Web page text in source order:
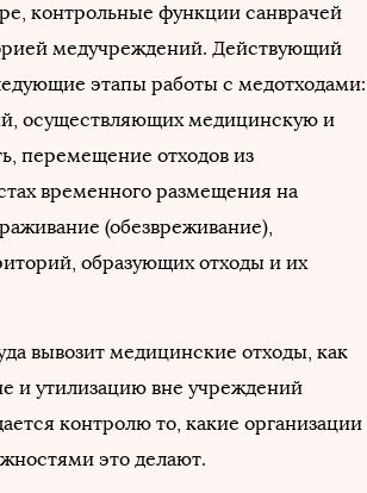
контрольные функции санврачей
медучреждений. Действующий
этапы работы с медотходами:
осуществляющих медицинскую и
перемещение отходов из
временного размещения на
(обезвреживание),
образующих отходы и их
вывозит медицинские отходы, как
и утилизацию вне учреждений
контролю то, какие организации
это делают.